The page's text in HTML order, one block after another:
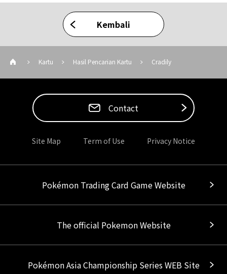
Kembali
Kartu Hasil Pencarian Kartu Cradily
Contact
Site Map Term of Use Privacy Notice
Pokémon Trading Card Game Website
The official Pokemon Website
Pokémon Asia Championship Series WEB Site